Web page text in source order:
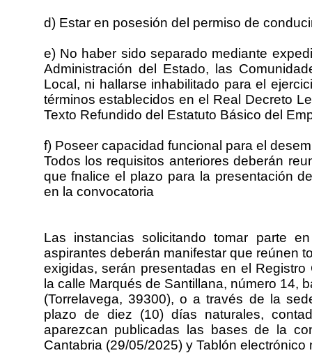
d) Estar en posesión del permiso de
e) No haber sido separado mediante
Administración del Estado, las
Local, ni hallarse inhabilitado para el
términos establecidos en el Real Decreto
Texto Refundido del Estatuto Básico del
f) Poseer capacidad funcional para el
Todos los requisitos anteriores deberán
que fnalice el plazo para la presentación
en la convocatoria
Las instancias solicitando tomar parte
aspirantes deberán manifestar que reúnen
exigidas, serán presentadas en el
la calle Marqués de Santillana, número 14,
(Torrelavega, 39300), o a través de la
plazo de diez (10) días naturales,
aparezcan publicadas las bases de la
Cantabria (29/05/2025) y Tablón electrónico